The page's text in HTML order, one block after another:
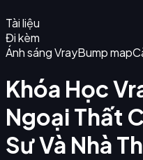
Tài liệu
Đi kèm
Ánh sáng VrayBump map
Khóa Học
Ngoại Thất
Sư Và Nhà